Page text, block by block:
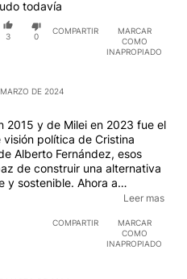
todavía
3 0
COMPARTIR
MARCAR
COMO
INAPROPIADO
DE 2024
2015 y de Milei en 2023 fue el
política de Cristina
Alberto Fernández, esos
de construir una alternativa
y sostenible. Ahora a
un concepto político
sentido y de linea política.
Leer mas
COMPARTIR
MARCAR
COMO
INAPROPIADO